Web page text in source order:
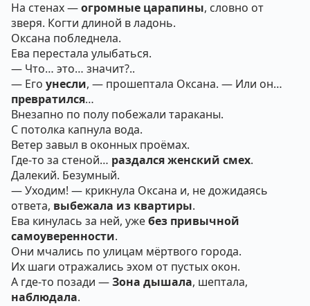
На стенах —огромные царапины, словно от
зверя. Когти длиной в ладонь.
Оксана побледнела.
Ева перестала улыбаться.
— Что… это… значит?..
— Его унесли, — прошептала Оксана. — Или он…
превратился…
Внезапно по полу побежали тараканы.
С потолка капнула вода.
Ветер завыл в оконных проёмах.
Где-то за стеной… раздался женский смех.
Далекий. Безумный.
— Уходим! — крикнула Оксана и, не дожидаясь
ответа, выбежала из квартиры.
Ева кинулась за ней, ужебез привычной
самоуверенности.
Они мчались по улицам мёртвого города.
Их шаги отражались эхом от пустых окон.
А где-то позади —Зона дышала, шептала,
наблюдала.